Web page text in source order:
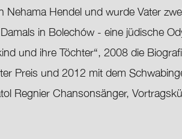
Nehama Hendel und wurde Vater
in Bolechów - eine jüdische
und ihre Töchter“, 2008 die
Preis und 2012 mit dem
Regnier Chansonsänger,